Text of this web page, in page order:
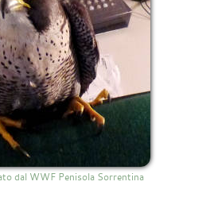
dal WWF Penisola Sorrentina